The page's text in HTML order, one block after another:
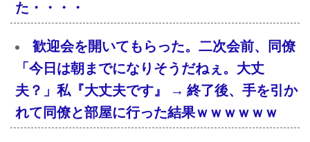
た・・・・
歓迎会を開いてもらった。二次会前、同僚
「今日は朝までになりそうだねぇ。大丈
夫？」私『大丈夫です』 → 終了後、手を引か
れて同僚と部屋に行った結果ｗｗｗｗｗｗ